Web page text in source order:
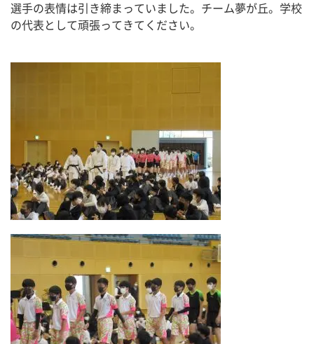
選手の表情は引き締まっていました。チーム夢が丘。学校
の代表として頑張ってきてください。